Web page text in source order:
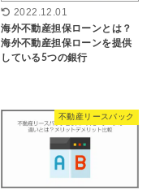
2022.12.01
海外不動産担保ローンとは？
海外不動産担保ローンを提供
している5つの銀行
不動産リースバック